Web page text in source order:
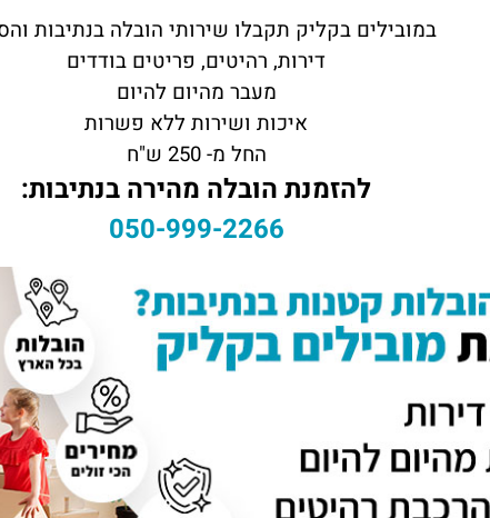
במובילים בקליק תקבלו שירותי הובלה בנתיבות
דירות, רהיטים, פריטים בודדים
מעבר מהיום להיום
איכות ושירות ללא פשרות
החל מ- 250 ש"ח
להזמנת הובלה מהירה בנתיבות:
050-999-2266